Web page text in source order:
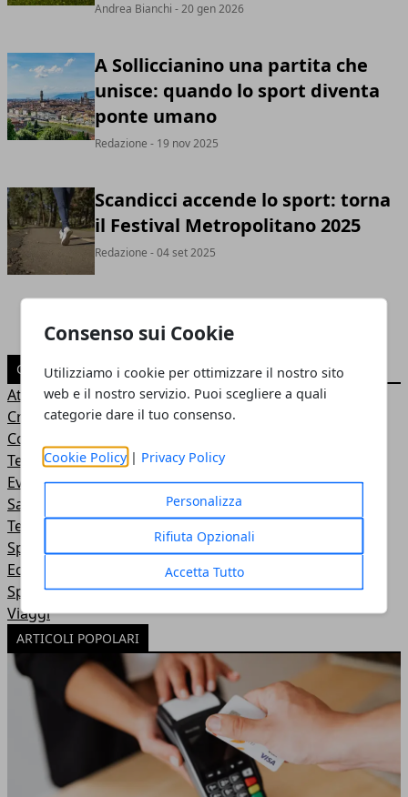
Consenso sui Cookie
Utilizziamo i cookie per ottimizzare il nostro sito
web e il nostro servizio. Puoi scegliere a quali
categorie dare il tuo consenso.
Cookie Policy | Privacy Policy
Personalizza
Rifiuta Opzionali
Accetta Tutto
Andrea Bianchi - 20 gen 2026
A Solliccianino una partita che
unisce: quando lo sport diventa
ponte umano
Redazione - 19 nov 2025
Scandicci accende lo sport: torna
il Festival Metropolitano 2025
Redazione - 04 set 2025
CATEGORIE
Attualità
Cronaca
Cosa fare in città
Tempo Libero
Eventi
Sanità
Tecnologia
Sport
Economia e Lavoro
Speciali
Viaggi
ARTICOLI POPOLARI